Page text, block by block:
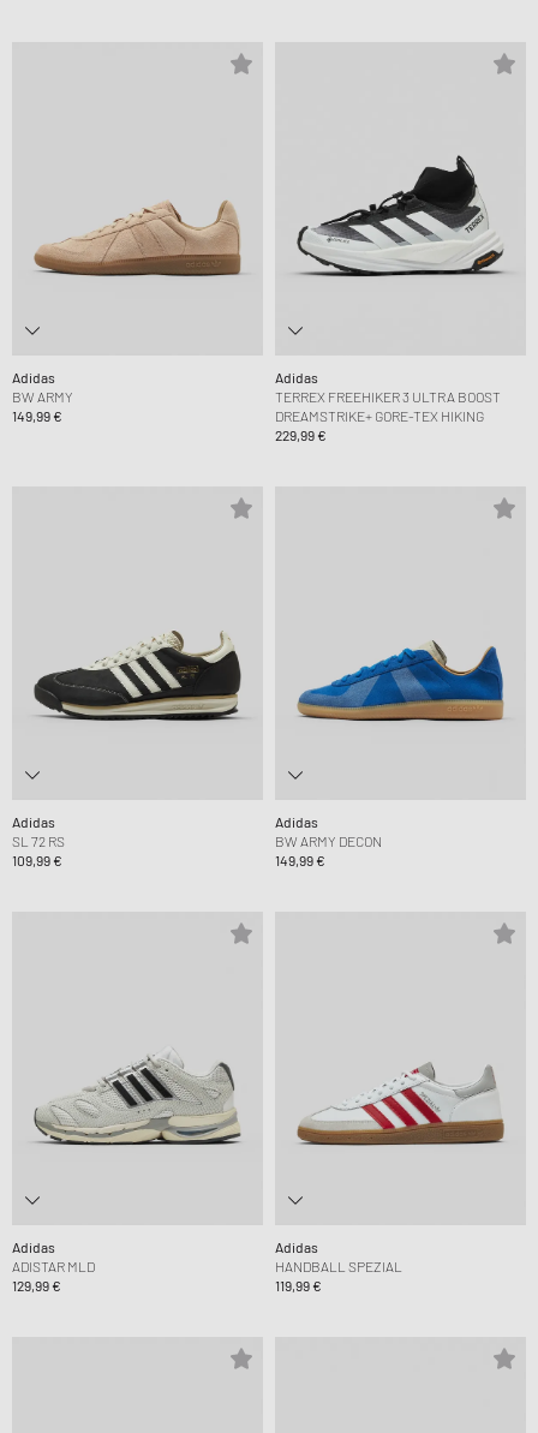
Adidas
BW ARMY
149,99 €
Adidas
TERREX FREEHIKER 3 ULTRA BOOST
DREAMSTRIKE+ GORE-TEX HIKING
229,99 €
Adidas
SL 72 RS
109,99 €
Adidas
BW ARMY DECON
149,99 €
Adidas
ADISTAR MLD
129,99 €
Adidas
HANDBALL SPEZIAL
119,99 €